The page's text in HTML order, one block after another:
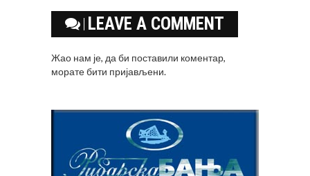
LEAVE A COMMENT
Жао нам је, да би поставили коментар,
моратебити пријављени.